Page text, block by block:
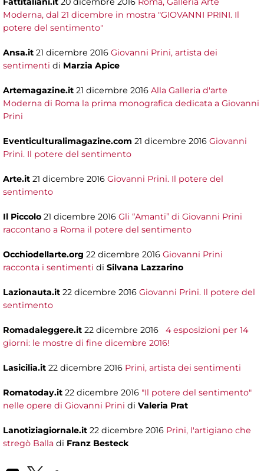
Moderna, dal 21 dicembre in mostra "GIOVANNI PRINI. Il
potere del sentimento"
Ansa.it 21 dicembre 2016 Giovanni Prini, artista dei
sentimenti di Marzia Apice
Artemagazine.it 21 dicembre 2016 Alla Galleria d'arte
Moderna di Roma la prima monografica dedicata a Giovanni
Prini
Eventiculturalimagazine.com 21 dicembre 2016 Giovanni
Prini. Il potere del sentimento
Arte.it 21 dicembre 2016 Giovanni Prini. Il potere del
sentimento
Il Piccolo 21 dicembre 2016 Gli “Amanti” di Giovanni Prini
raccontano a Roma il potere del sentimento
Occhiodellarte.org 22 dicembre 2016 Giovanni Prini
racconta i sentimenti di Silvana Lazzarino
Lazionauta.it 22 dicembre 2016 Giovanni Prini. Il potere del
sentimento
Romadaleggere.it 22 dicembre 2016 4 esposizioni per 14
giorni: le mostre di fine dicembre 2016!
Lasicilia.it 22 dicembre 2016 Prini, artista dei sentimenti
Romatoday.it 22 dicembre 2016 "Il potere del sentimento"
nelle opere di Giovanni Prini di Valeria Prat
Lanotiziagiornale.it 22 dicembre 2016 Prini, l'artigiano che
stregò Balla di Franz Besteck